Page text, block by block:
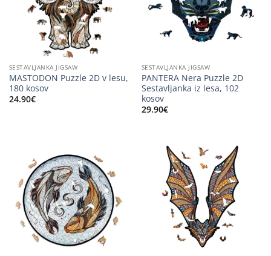
SESTAVLJANKA JIGSAW
MASTODON Puzzle 2D v lesu,
180 kosov
24.90€
SESTAVLJANKA JIGSAW
PANTERA Nera Puzzle 2D
Sestavljanka iz lesa, 102
kosov
29.90€